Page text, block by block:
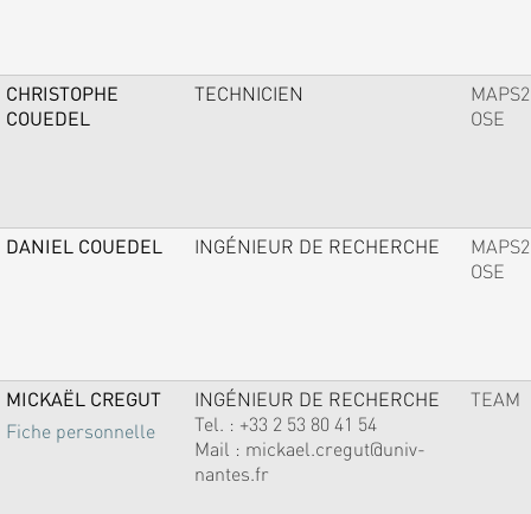
CHRISTOPHE
COUEDEL
TECHNICIEN
MAPS2
OSE
DANIEL COUEDEL INGÉNIEUR DE RECHERCHE
MAPS2
OSE
MICKAËL CREGUT
Fiche personnelle
INGÉNIEUR DE RECHERCHE
Tel. : +33 2 53 80 41 54
Mail : mickael.cregut@univ-
nantes.fr
TEAM